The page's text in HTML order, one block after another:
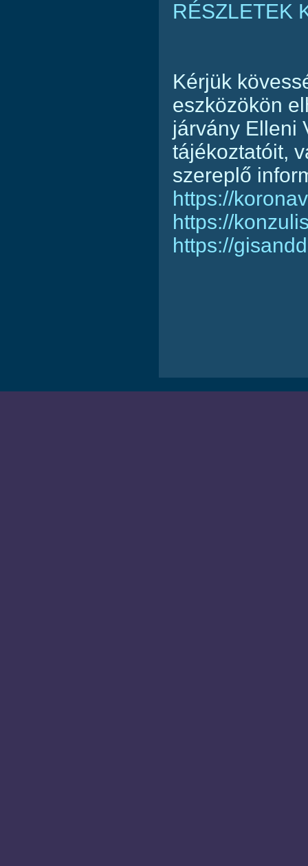
RÉSZLETEK
Kérjük
eszközökön
járvány Elleni
tájékoztatóit,
szereplő
https://
https://
https://